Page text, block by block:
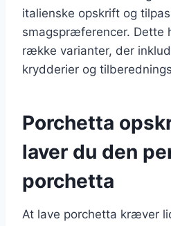
italienske opskrift og
smagspræferencer. Dette
række varianter, der
krydderier og
Porchetta
laver du den
porchetta
At lave porchetta kræver